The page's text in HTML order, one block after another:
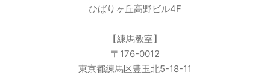
ひばりヶ丘高野ビル4F
【練馬教室】
〒176-0012
東京都練馬区豊玉北5-18-11